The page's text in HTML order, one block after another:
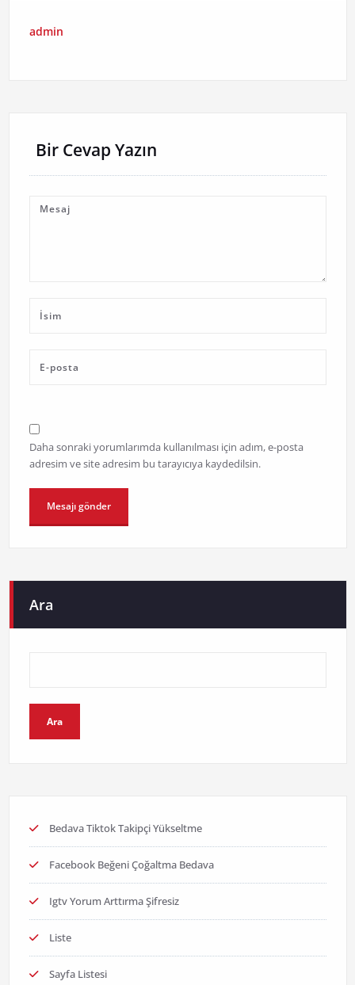
admin
Bir Cevap Yazın
Daha sonraki yorumlarımda kullanılması için adım, e-posta
adresim ve site adresim bu tarayıcıya kaydedilsin.
Ara
Ara
Bedava Tiktok Takipçi Yükseltme
Facebook Beğeni Çoğaltma Bedava
Igtv Yorum Arttırma Şifresiz
Liste
Sayfa Listesi